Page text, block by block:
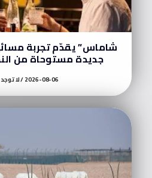
شاماس” يقدّم تجربة
جديدة مستوحاة من
2026-08-06 لا توجد